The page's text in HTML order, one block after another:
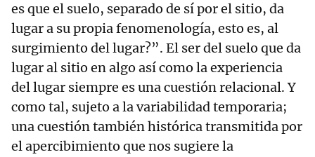
es que el suelo, separado de sí por el sitio, da
lugar a su propia fenomenología, esto es, al
surgimiento del lugar?”. El ser del suelo que da
lugar al sitio en algo así como la experiencia
del lugar siempre es una cuestión relacional. Y
como tal, sujeto a la variabilidad temporaria;
una cuestión también histórica transmitida por
el apercibimiento que nos sugiere la